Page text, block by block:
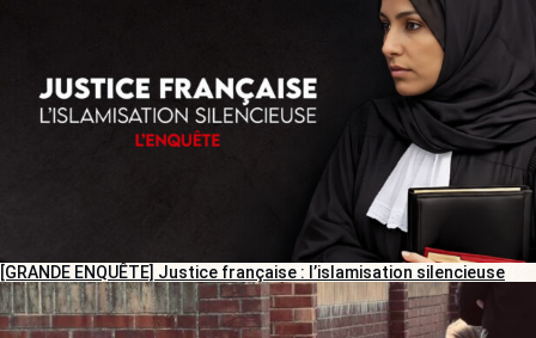
[GRANDE ENQUÊTE] Justice française : l’islamisation silencieuse